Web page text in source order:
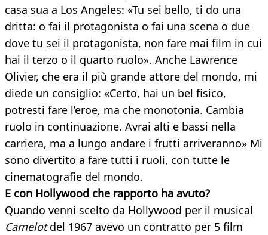
casa sua a Los Angeles: «Tu sei bello, ti do una
dritta: o fai il protagonista o fai una scena o due
dove tu sei il protagonista, non fare mai film in cui
hai il terzo o il quarto ruolo». Anche Lawrence
Olivier, che era il più grande attore del mondo, mi
diede un consiglio: «Certo, hai un bel fisico,
potresti fare l’eroe, ma che monotonia. Cambia
ruolo in continuazione. Avrai alti e bassi nella
carriera, ma a lungo andare i frutti arriveranno» Mi
sono divertito a fare tutti i ruoli, con tutte le
cinematografie del mondo.
E con Hollywood che rapporto ha avuto?
Quando venni scelto da Hollywood per il musical
Camelotdel 1967 avevo un contratto per 5 film